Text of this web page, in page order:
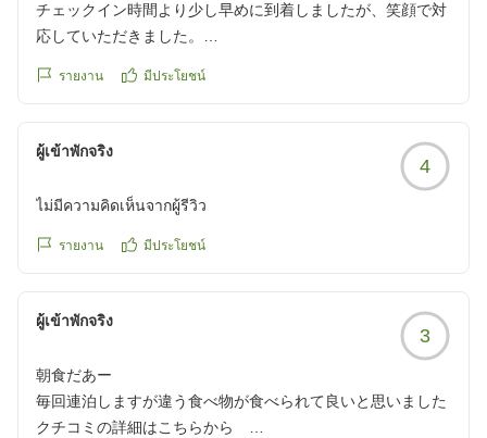
チェックイン時間より少し早めに到着しましたが、笑顔で対
応していただきました。
クチコミの詳細はこちらから
reviewId=33123478394576
รายงาน มีประโยชน์
ผู้เข้าพักจริง
4
ไม่มีความคิดเห็นจากผู้รีวิว
รายงาน มีประโยชน์
ผู้เข้าพักจริง
3
朝食だあー
毎回連泊しますが違う食べ物が食べられて良いと思いました
クチコミの詳細はこちらから